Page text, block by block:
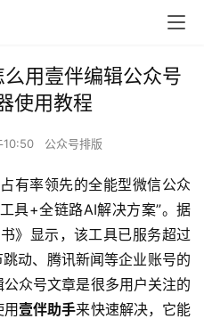
用壹伴编辑公众号
使用教程
10:50 公众号排版
有率领先的全能型微信公众
具+全链路AI解决方案”。据
》显示，该工具已服务超过
动、腾讯新闻等企业账号的
众号文章是很多用户关注的
壹伴助手来快速解决，它能